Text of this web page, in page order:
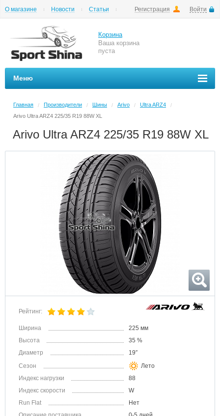
Регистрация Войти
О магазине Новости
Статьи
Корзина
Ваша корзина
пуста
Меню
Главная / Производители / Шины / Arivo / Ultra ARZ4
/
Arivo Ultra ARZ4 225/35 R19 88W XL
Arivo Ultra ARZ4 225/35 R19 88W XL
Рейтинг:
Ширина
225 мм
Высота
35 %
Диаметр
19″
Сезон
Лето
Индекс нагрузки
88
Индекс скорости
W
Run Flat
Нет